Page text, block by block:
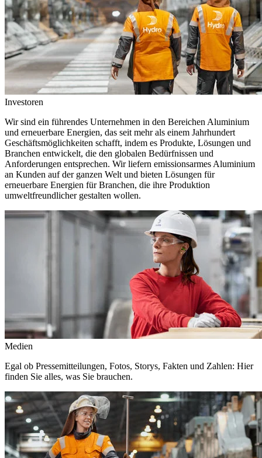
Investoren
Wir sind ein führendes Unternehmen in den Bereichen Aluminium
und erneuerbare Energien, das seit mehr als einem Jahrhundert
Geschäftsmöglichkeiten schafft, indem es Produkte, Lösungen und
Branchen entwickelt, die den globalen Bedürfnissen und
Anforderungen entsprechen. Wir liefern emissionsarmes Aluminium
an Kunden auf der ganzen Welt und bieten Lösungen für
erneuerbare Energien für Branchen, die ihre Produktion
umweltfreundlicher gestalten wollen.
Medien
Egal ob Pressemitteilungen, Fotos, Storys, Fakten und Zahlen: Hier
finden Sie alles, was Sie brauchen.